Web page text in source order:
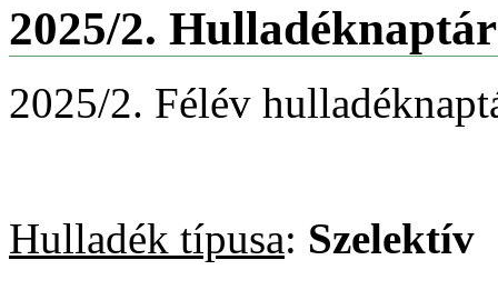
2025/2. Hulladéknaptár
2025/2. Félév
Hulladék típusa: Szelektív